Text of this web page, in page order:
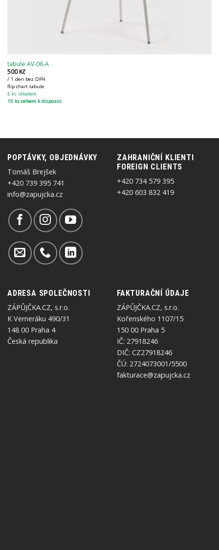
tabule AV-06-A
500Kč
/ 1 den bez DPH
flip chart tabule
5 ks skladem
15 ks celkem k dispozici
POPTÁVKY, OBJEDNÁVKY
Tomáš Brejšek
+420 739 395 741
info@zapujcka.cz
ZAHRANIČNÍ KLIENTI
FOREIGN CLIENTS
+420 734 579 395
+420 603 832 419
ADRESA SPOLEČNOSTI
ZÁPŮJČKA.CZ, s.r.o.
K Verneráku 490/31
148 00 Praha 4
Česká republika
FAKTURAČNÍ ÚDAJE
ZÁPŮJČKA.CZ, s.r.o.
Kořenského 1107/15
150 00 Praha 5
IČ: 27918246
DIČ: CZ27918246
ČÚ: 2724073001/5500
fakturace@zapujcka.cz